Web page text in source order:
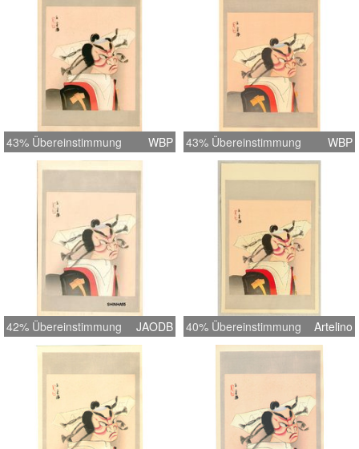
43% Übereinstimmung WBP 43% Übereinstimmung WBP
42% Übereinstimmung JAODB 40% Übereinstimmung Artelino